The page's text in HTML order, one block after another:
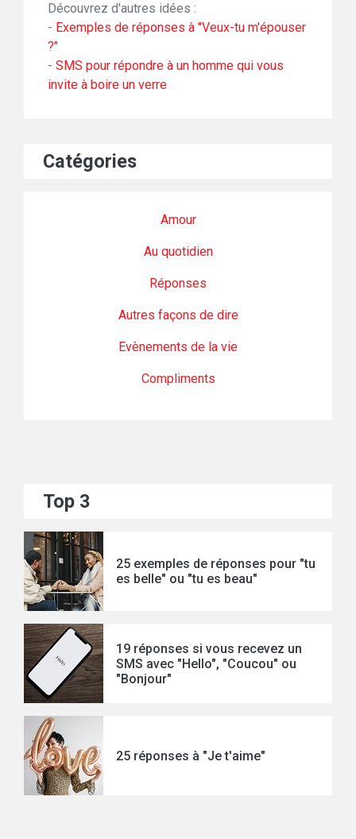
Découvrez d'autres idées :
- Exemples de réponses à "Veux-tu m'épouser
?"
- SMS pour répondre à un homme qui vous
invite à boire un verre
Catégories
Amour
Au quotidien
Réponses
Autres façons de dire
Evènements de la vie
Compliments
Top 3
25 exemples de réponses pour "tu
es belle" ou "tu es beau"
19 réponses si vous recevez un
SMS avec "Hello", "Coucou" ou
"Bonjour"
25 réponses à "Je t'aime"